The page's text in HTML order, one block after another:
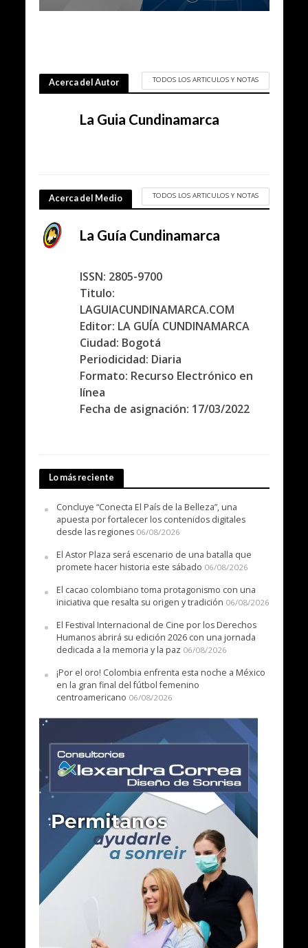
Acerca del Autor TODOS LOS ARTICULOS Y NOTAS
La Guia Cundinamarca
Acerca del Medio TODOS LOS ARTICULOS Y NOTAS
La Guía Cundinamarca
ISSN: 2805-9700
Titulo:
LAGUIACUNDINAMARCA.COM
Editor: LA GUÍA CUNDINAMARCA
Ciudad: Bogotá
Periodicidad: Diaria
Formato: Recurso Electrónico en
línea
Fecha de asignación: 17/03/2022
Lo más reciente
Concluye “Conecta El País de la Belleza”, una
apuesta por fortalecer los contenidos digitales
desde las regiones 06/08/2026
El Astor Plaza será escenario de una batalla que
promete hacer historia este sábado 06/08/2026
El cacao colombiano toma protagonismo con una
iniciativa que resalta su origen y tradición 06/08/2026
El Festival Internacional de Cine por los Derechos
Humanos abrirá su edición 2026 con una jornada
dedicada a la memoria y la paz 06/08/2026
¡Por el oro! Colombia enfrenta esta noche a México
en la gran final del fútbol femenino
centroamericano 06/08/2026